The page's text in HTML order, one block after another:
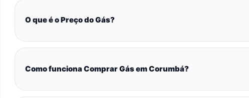
O que é o Preço do Gás?
Como funciona Comprar Gás em Corumbá?